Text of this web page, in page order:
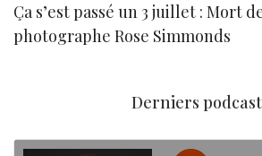
Ça s’est passé un 3 juillet : Mort
photographe Rose Simmonds
Derniers